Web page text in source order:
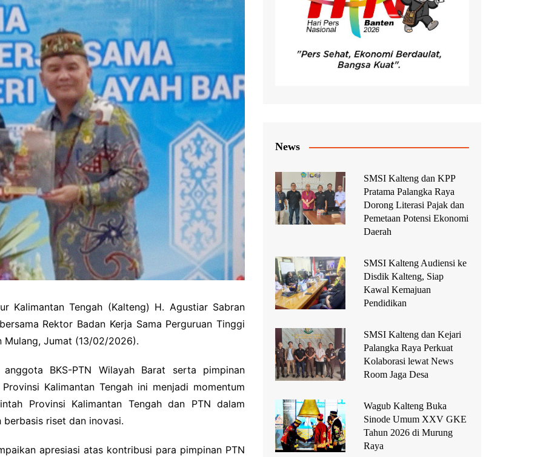
Barat
Timur
Raya
Raya
Pisau
Kalimantan Tengah (Kalteng) H. Agustiar Sabran
Rektor Badan Kerja Sama Perguruan Tinggi
Mulang, Jumat (13/02/2026).
BKS-PTN Wilayah Barat serta pimpinan
Kalimantan Tengah ini menjadi momentum
Provinsi Kalimantan Tengah dan PTN dalam
riset dan inovasi.
apresiasi atas kontribusi para pimpinan PTN
News
SMSI Kalteng dan KPP
Pratama Palangka Raya
Dorong Literasi Pajak dan
Pemetaan Potensi Ekonomi
Daerah
SMSI Kalteng Audiensi ke
Disdik Kalteng, Siap
Kawal Kemajuan
Pendidikan
SMSI Kalteng dan Kejari
Palangka Raya Perkuat
Kolaborasi lewat News
Room Jaga Desa
Wagub Kalteng Buka
Sinode Umum XXV GKE
Tahun 2026 di Murung
Raya